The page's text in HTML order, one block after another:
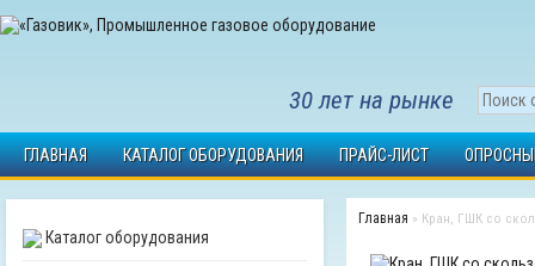
30 лет на рынке
ГЛАВНАЯ КАТАЛОГ ОБОРУДОВАНИЯ ПРАЙС-ЛИСТ
Каталог оборудования
Главная » Кран, ГШК со